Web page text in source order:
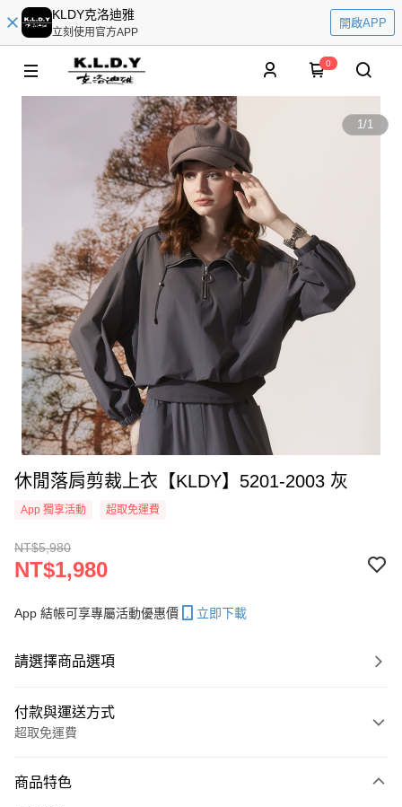
KLDY克洛迪雅
立刻使用官方APP
開啟APP
0
1/1
休閒落肩剪裁上衣【KLDY】5201-2003 灰
App 獨享活動 超取免運費
NT$5,980
NT$1,980
App 結帳可享專屬活動優惠價 立即下載
請選擇商品選項
付款與運送方式
超取免運費
信用卡一次付款
商品特色